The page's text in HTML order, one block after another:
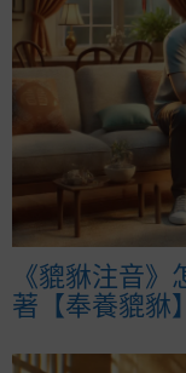
《貔貅注音
著【奉養貔貅